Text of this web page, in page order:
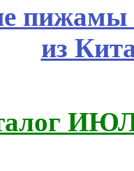
пижамы
из